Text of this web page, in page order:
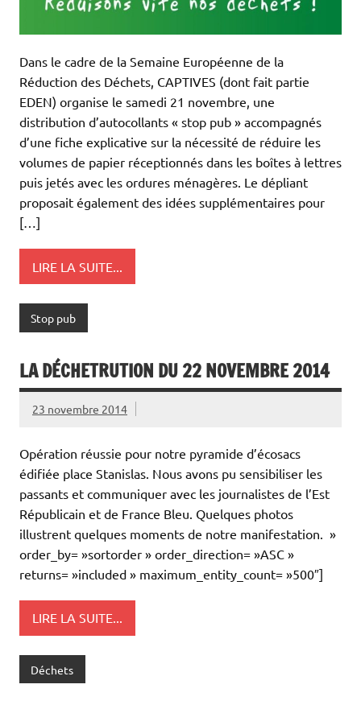
Dans le cadre de la Semaine Européenne de la
Réduction des Déchets, CAPTIVES (dont fait partie
EDEN) organise le samedi 21 novembre, une
distribution d’autocollants « stop pub » accompagnés
d’une fiche explicative sur la nécessité de réduire les
volumes de papier réceptionnés dans les boîtes à lettres
puis jetés avec les ordures ménagères. Le dépliant
proposait également des idées supplémentaires pour
[…]
LIRE LA SUITE...
Stop pub
LA DÉCHETRUTION DU 22 NOVEMBRE 2014
23 novembre 2014
Opération réussie pour notre pyramide d’écosacs
édifiée place Stanislas. Nous avons pu sensibiliser les
passants et communiquer avec les journalistes de l’Est
Républicain et de France Bleu. Quelques photos
illustrent quelques moments de notre manifestation. »
order_by= »sortorder » order_direction= »ASC »
returns= »included » maximum_entity_count= »500″]
LIRE LA SUITE...
Déchets